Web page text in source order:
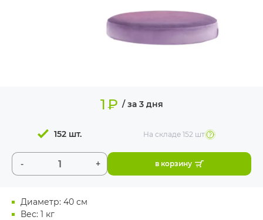
Диаметр: 40 см
Вес: 1 кг
1₽ / за 3 дня
- +
152 шт. На складе152 шт
в корзину